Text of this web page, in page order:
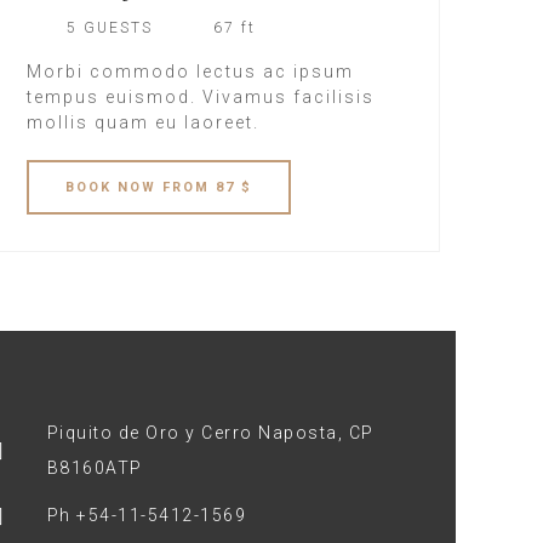
5 GUESTS 67 ft
Morbi commodo lectus ac ipsum
tempus euismod. Vivamus facilisis
mollis quam eu laoreet.
BOOK NOW FROM 87 $
Piquito de Oro y Cerro Naposta, CP
B8160ATP
Ph +54-11-5412-1569